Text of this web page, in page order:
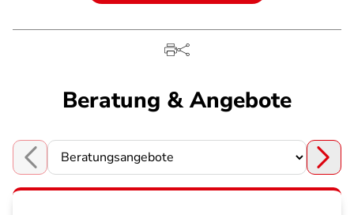
Beratung & Angebote
Choose a section